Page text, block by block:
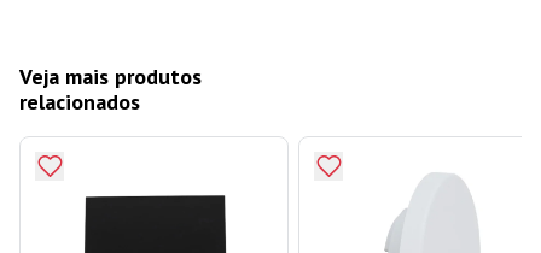
Veja mais produtos
relacionados